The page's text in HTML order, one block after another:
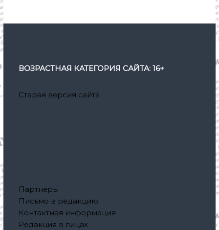
ВОЗРАСТНАЯ КАТЕГОРИЯ САЙТА: 16+
Старая версия сайта
Партнеры
Письмо в редакцию
Контактная информация
Редакция в лицах